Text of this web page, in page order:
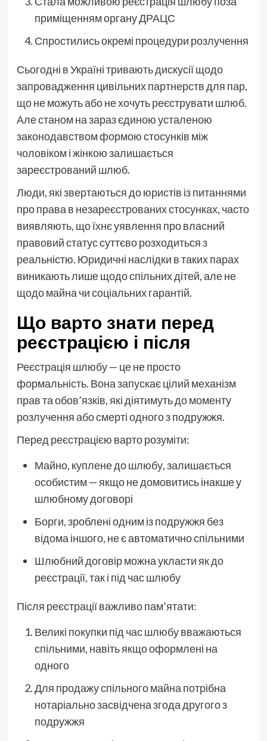
приміщенням органу ДРАЦС
Спростились окремі процедури розлучення
Сьогодні в Україні тривають дискусії щодо
запровадження цивільних партнерств для пар,
що не можуть або не хочуть реєструвати шлюб.
Але станом на зараз єдиною усталеною
законодавством формою стосунків між
чоловіком і жінкою залишається
зареєстрований шлюб.
Люди, які звертаються до юристів із питаннями
про права в незареєстрованих стосунках, часто
виявляють, що їхнє уявлення про власний
правовий статус суттєво розходиться з
реальністю. Юридичні наслідки в таких парах
виникають лише щодо спільних дітей, але не
щодо майна чи соціальних гарантій.
Що варто знати перед
реєстрацією і після
Реєстрація шлюбу — це не просто
формальність. Вона запускає цілий механізм
прав та обов’язків, які діятимуть до моменту
розлучення або смерті одного з подружжя.
Перед реєстрацією варто розуміти:
Майно, куплене до шлюбу, залишається
особистим — якщо не домовитись інакше у
шлюбному договорі
Борги, зроблені одним із подружжя без
відома іншого, не є автоматично спільними
Шлюбний договір можна укласти як до
реєстрації, так і під час шлюбу
Після реєстрації важливо пам’ятати:
Великі покупки під час шлюбу вважаються
спільними, навіть якщо оформлені на
одного
Для продажу спільного майна потрібна
нотаріально засвідчена згода другого з
подружжя